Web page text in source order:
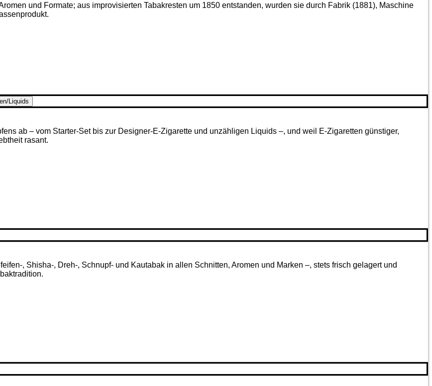
und Formate; aus improvisierten Tabakresten um 1850 entstanden, wurden sie durch Fabrik (1881), Maschine
Liquids
ab – vom Starter-Set bis zur Designer-E-Zigarette und unzähligen Liquids –, und weil E-Zigaretten günstiger,
rasant.
, Shisha-, Dreh-, Schnupf- und Kautabak in allen Schnitten, Aromen und Marken –, stets frisch gelagert und